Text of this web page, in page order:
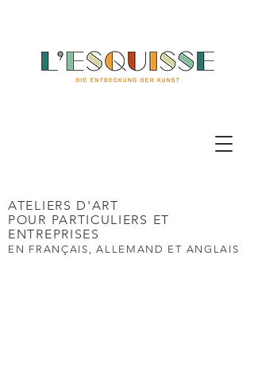
ATELIERS D'ART
POUR PARTICULIERS ET
ENTREPRISES
EN FRANÇAIS,ALLEMAND ET ANGLAIS